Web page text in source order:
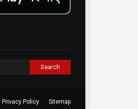
Privacy Policy Sitemap